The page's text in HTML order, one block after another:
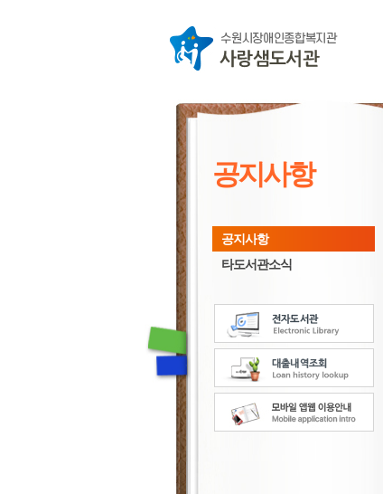
공지사항
공지사항
타도서관소식